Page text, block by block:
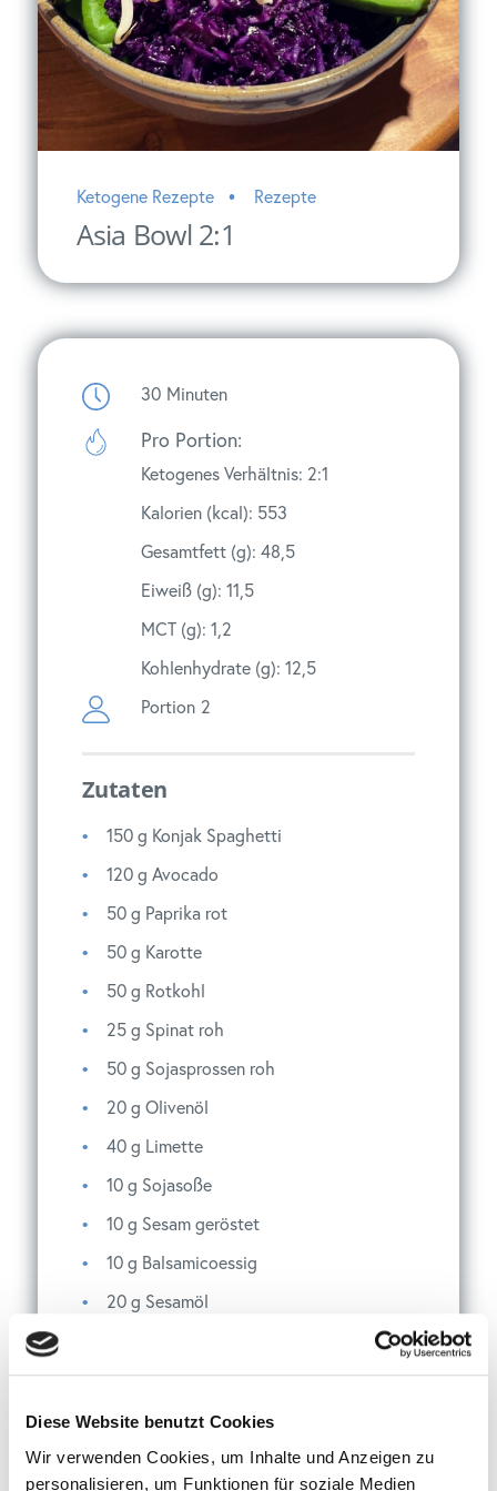
Diese Website benutzt Cookies
Wir verwenden Cookies, um Inhalte und Anzeigen zu
personalisieren, um Funktionen für soziale Medien
Ketogene Rezepte Rezepte
Asia Bowl 2:1
30 Minuten
Pro Portion:
Ketogenes Verhältnis: 2:1
Kalorien (kcal): 553
Gesamtfett (g): 48,5
Eiweiß (g): 11,5
MCT (g): 1,2
Kohlenhydrate (g): 12,5
Portion 2
Zutaten
150 g Konjak Spaghetti
120 g Avocado
50g Paprika rot
50g Karotte
50g Rotkohl
25g Spinat roh
50g Sojasprossen roh
20g Olivenöl
40g Limette
10g Sojasoße
10g Sesam geröstet
10g Balsamicoessig
20g Sesamöl
50gKetovie 3:1 Neutral
50g Tofu
10 g Sojasoße